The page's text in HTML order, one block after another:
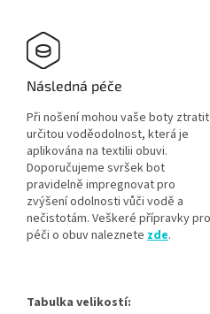
Následná péče
Při nošení mohou vaše boty ztratit
určitou voděodolnost, která je
aplikována na textilii obuvi.
Doporučujeme svršek bot
pravidelně impregnovat pro
zvýšení odolnosti vůči vodě a
nečistotám. Veškeré přípravky pro
péči o obuv naleznete zde.
Tabulka velikostí: